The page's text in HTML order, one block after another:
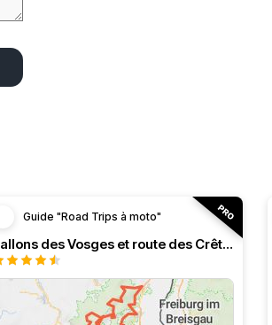
Guide "Road Trips à moto"
Ballons des Vosges et route des Crêtes